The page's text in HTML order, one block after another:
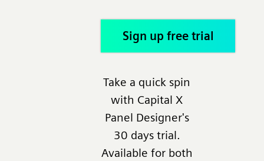
Sign up free trial
Take a quick spin
with Capital X
Panel Designer's
30 days trial.
Available for both